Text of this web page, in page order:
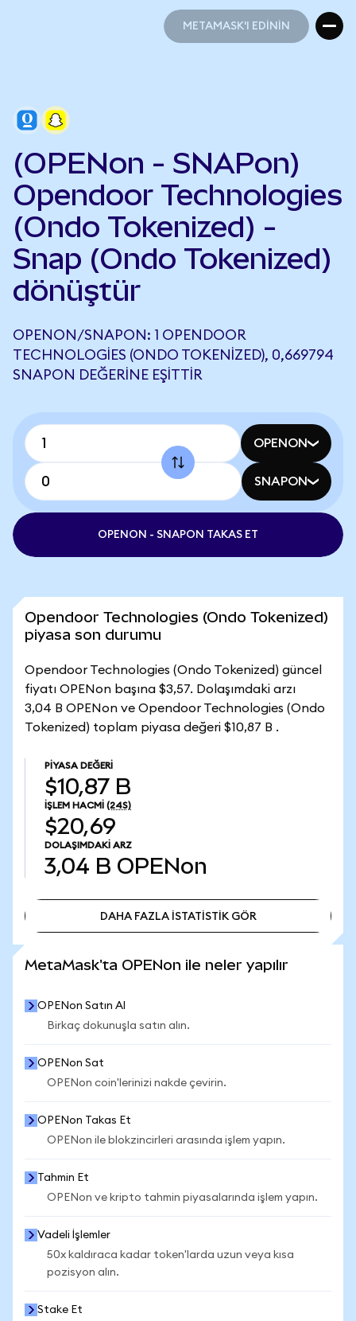
METAMASK'I EDİNİN
(OPENon - SNAPon)
Opendoor Technologies
(Ondo Tokenized) -
Snap (Ondo Tokenized)
dönüştür
OPENON/SNAPON: 1 OPENDOOR
TECHNOLOGIES (ONDO TOKENIZED), 0,669794
SNAPON DEĞERINE EŞITTIR
OPENON
SNAPON
OPENON - SNAPON TAKAS ET
Opendoor Technologies (Ondo Tokenized)
piyasa son durumu
Opendoor Technologies (Ondo Tokenized) güncel
fiyatı OPENon başına $3,57. Dolaşımdaki arzı
3,04 B OPENon ve Opendoor Technologies (Ondo
Tokenized) toplam piyasa değeri $10,87 B .
PIYASA DEĞERI
$10,87 B
İŞLEM HACMI (24S)
$20,69
DOLAŞIMDAKI ARZ
3,04 B OPENon
DAHA FAZLA İSTATİSTİK GÖR
MetaMask'ta OPENon ile neler yapılır
OPENon Satın Al
Birkaç dokunuşla satın alın.
OPENon Sat
OPENon coin'lerinizi nakde çevirin.
OPENon Takas Et
OPENon ile blokzincirleri arasında işlem yapın.
Tahmin Et
OPENon ve kripto tahmin piyasalarında işlem yapın.
Vadeli İşlemler
50x kaldıraca kadar token'larda uzun veya kısa
pozisyon alın.
Stake Et